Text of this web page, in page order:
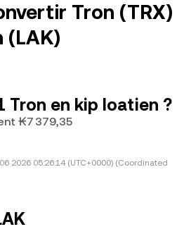
Tron (TRX)
(LAK)
Tron en kip loatien ?
₭7 379,35
2026 05:26:14 (UTC+0000) (Coordinated